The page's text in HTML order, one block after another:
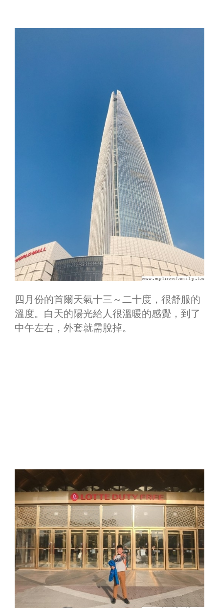
四月份的首爾天氣十三～二十度，很舒服的
溫度。白天的陽光給人很溫暖的感覺，到了
中午左右，外套就需脫掉。